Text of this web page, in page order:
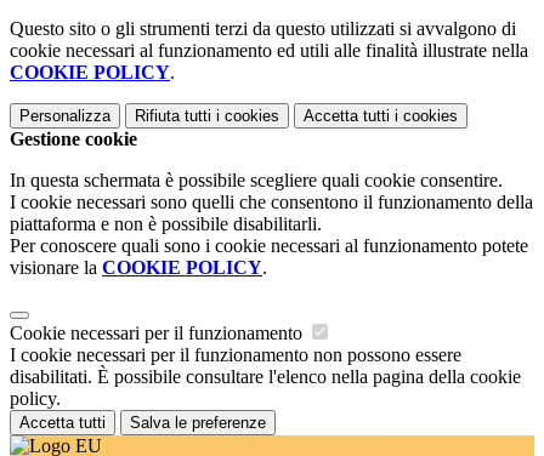
Questo sito o gli strumenti terzi da questo utilizzati si avvalgono di
cookie necessari al funzionamento ed utili alle finalità illustrate nella
COOKIE POLICY.
Personalizza Rifiuta tutti i cookies Accetta tutti i cookies
Gestione cookie
In questa schermata è possibile scegliere quali cookie consentire.
I cookie necessari sono quelli che consentono il funzionamento della
piattaforma e non è possibile disabilitarli.
Per conoscere quali sono i cookie necessari al funzionamento potete
visionare la COOKIE POLICY.
Cookie necessari per il funzionamento
I cookie necessari per il funzionamento non possono essere
disabilitati. È possibile consultare l'elenco nella pagina della cookie
policy.
Accetta tutti Salva le preferenze